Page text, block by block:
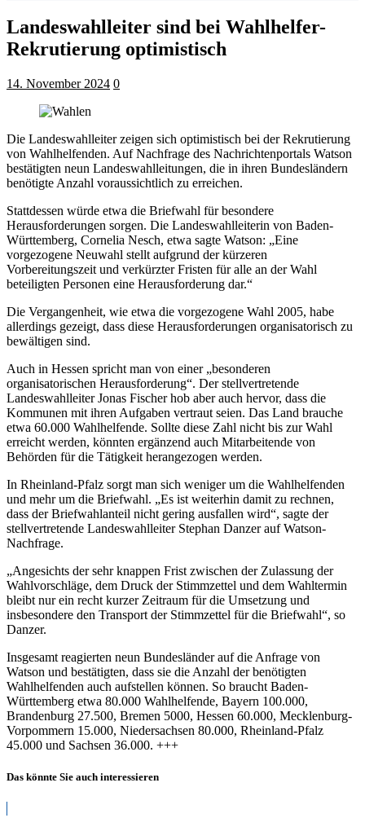
Landeswahlleiter sind bei Wahlhelfer-
Rekrutierung optimistisch
14. November 2024 0
Die Landeswahlleiter zeigen sich optimistisch bei der Rekrutierung
von Wahlhelfenden. Auf Nachfrage des Nachrichtenportals Watson
bestätigten neun Landeswahlleitungen, die in ihren Bundesländern
benötigte Anzahl voraussichtlich zu erreichen.
Stattdessen würde etwa die Briefwahl für besondere
Herausforderungen sorgen. Die Landeswahlleiterin von Baden-
Württemberg, Cornelia Nesch, etwa sagte Watson: „Eine
vorgezogene Neuwahl stellt aufgrund der kürzeren
Vorbereitungszeit und verkürzter Fristen für alle an der Wahl
beteiligten Personen eine Herausforderung dar.“
Die Vergangenheit, wie etwa die vorgezogene Wahl 2005, habe
allerdings gezeigt, dass diese Herausforderungen organisatorisch zu
bewältigen sind.
Auch in Hessen spricht man von einer „besonderen
organisatorischen Herausforderung“. Der stellvertretende
Landeswahlleiter Jonas Fischer hob aber auch hervor, dass die
Kommunen mit ihren Aufgaben vertraut seien. Das Land brauche
etwa 60.000 Wahlhelfende. Sollte diese Zahl nicht bis zur Wahl
erreicht werden, könnten ergänzend auch Mitarbeitende von
Behörden für die Tätigkeit herangezogen werden.
In Rheinland-Pfalz sorgt man sich weniger um die Wahlhelfenden
und mehr um die Briefwahl. „Es ist weiterhin damit zu rechnen,
dass der Briefwahlanteil nicht gering ausfallen wird“, sagte der
stellvertretende Landeswahlleiter Stephan Danzer auf Watson-
Nachfrage.
„Angesichts der sehr knappen Frist zwischen der Zulassung der
Wahlvorschläge, dem Druck der Stimmzettel und dem Wahltermin
bleibt nur ein recht kurzer Zeitraum für die Umsetzung und
insbesondere den Transport der Stimmzettel für die Briefwahl“, so
Danzer.
Insgesamt reagierten neun Bundesländer auf die Anfrage von
Watson und bestätigten, dass sie die Anzahl der benötigten
Wahlhelfenden auch aufstellen können. So braucht Baden-
Württemberg etwa 80.000 Wahlhelfende, Bayern 100.000,
Brandenburg 27.500, Bremen 5000, Hessen 60.000, Mecklenburg-
Vorpommern 15.000, Niedersachsen 80.000, Rheinland-Pfalz
45.000 und Sachsen 36.000. +++
Das könnte Sie auch interessieren